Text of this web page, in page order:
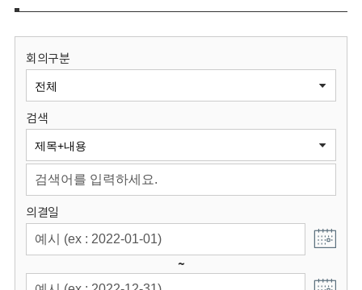
보
원
회
회의구분
검색
의결일
~